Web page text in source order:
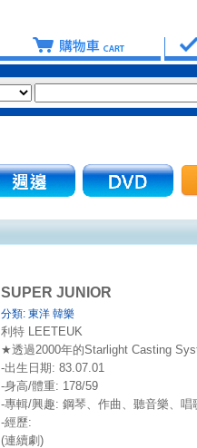
【重要
SUPER JUNIOR
分類: 東洋 韓樂
利特 LEETEUK
★透過2000年的Starlight Casting
-出生日期: 83.07.01
-身高/體重: 178/59
-專輯/興趣: 鋼琴、作曲、聽音樂、唱
-經歷:
(連續劇)